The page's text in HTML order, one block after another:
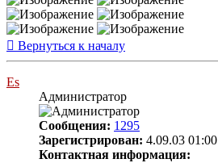
Вернуться к началу
Es
Администратор
Сообщения: 1295
Зарегистрирован: 4.09.03 01:00
Контактная информация: